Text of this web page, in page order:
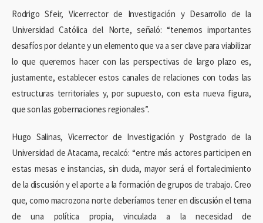
Rodrigo Sfeir, Vicerrector de Investigación y Desarrollo de la
Universidad Católica del Norte, señaló: “tenemos importantes
desafíos por delante y un elemento que va a ser clave para viabilizar
lo que queremos hacer con las perspectivas de largo plazo es,
justamente, establecer estos canales de relaciones con todas las
estructuras territoriales y, por supuesto, con esta nueva figura,
que son las gobernaciones regionales”.
Hugo Salinas, Vicerrector de Investigación y Postgrado de la
Universidad de Atacama, recalcó: “entre más actores participen en
estas mesas e instancias, sin duda, mayor será el fortalecimiento
de la discusión y el aporte a la formación de grupos de trabajo. Creo
que, como macrozona norte deberíamos tener en discusión el tema
de una política propia, vinculada a la necesidad de